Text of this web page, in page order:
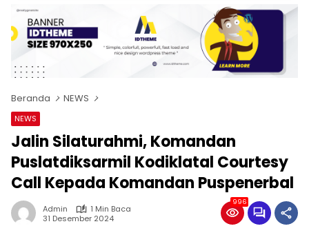
Beranda NEWS
NEWS
Jalin Silaturahmi, Komandan
Puslatdiksarmil Kodiklatal Courtesy
Call Kepada Komandan Puspenerbal
Admin
1 Min Baca
31 Desember 2024
996